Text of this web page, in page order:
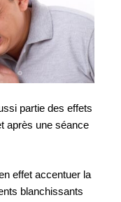
partie des effets
après une séance
effet accentuer la
blanchissants